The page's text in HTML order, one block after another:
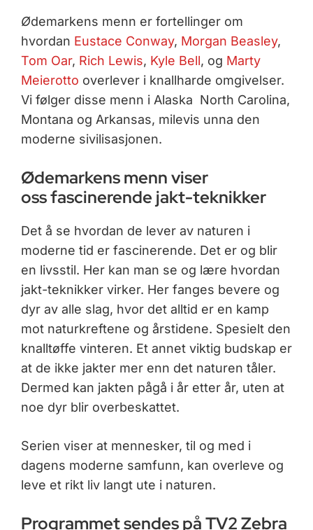
Ødemarkens menn er fortellinger om
hvordan Eustace Conway, Morgan Beasley,
Tom Oar, Rich Lewis, Kyle Bell, og Marty
Meierotto overlever i knallharde omgivelser.
Vi følger disse menn i Alaska North Carolina,
Montana og Arkansas, milevis unna den
moderne sivilisasjonen.
Ødemarkens menn viser
oss fascinerende jakt-teknikker
Det å se hvordan de lever av naturen i
moderne tid er fascinerende. Det er og blir
en livsstil. Her kan man se og lære hvordan
jakt-teknikker virker. Her fanges bevere og
dyr av alle slag, hvor det alltid er en kamp
mot naturkreftene og årstidene. Spesielt den
knalltøffe vinteren. Et annet viktig budskap er
at de ikke jakter mer enn det naturen tåler.
Dermed kan jakten pågå i år etter år, uten at
noe dyr blir overbeskattet.
Serien viser at mennesker, til og med i
dagens moderne samfunn, kan overleve og
leve et rikt liv langt ute i naturen.
Programmet sendes på TV2 Zebra